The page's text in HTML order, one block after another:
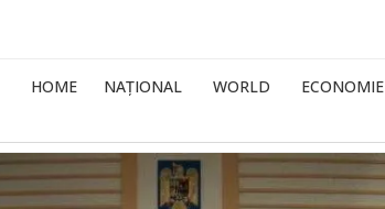
HOME NAȚIONAL WORLD ECONOMIE